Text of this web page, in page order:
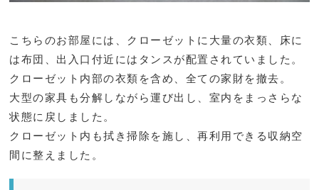
こちらのお部屋には、クローゼットに大量の衣類、床に
は布団、出入口付近にはタンスが配置されていました。
クローゼット内部の衣類を含め、全ての家財を撤去。
大型の家具も分解しながら運び出し、室内をまっさらな
状態に戻しました。
クローゼット内も拭き掃除を施し、再利用できる収納空
間に整えました。